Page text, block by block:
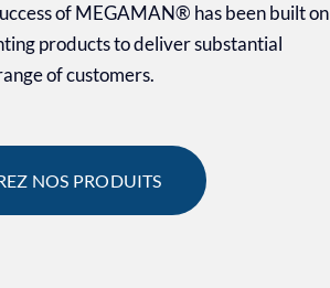
of MEGAMAN® has been built on
products to deliver substantial
of customers.
NOS PRODUITS